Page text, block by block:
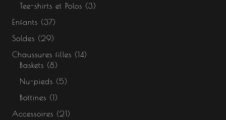
Tee-shirts et Polos
3
Enfants
37
Soldes
29
Chaussures filles
14
Baskets
8
Nu-pieds
5
Bottines
1
Accessoires
21